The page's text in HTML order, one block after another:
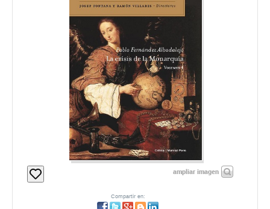
ampliar imagen
Compartir en: